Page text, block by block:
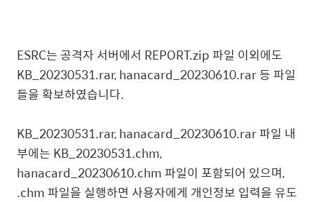
ESRC는 공격자 서버에서 REPORT.zip 파일 이외에도
KB_20230531.rar, hanacard_20230610.rar 등 파일
들을 확보하였습니다.
KB_20230531.rar, hanacard_20230610.rar파일 내
부에는 KB_20230531.chm,
hanacard_20230610.chm 파일이 포함되어 있으며,
.chm 파일을 실행하면 사용자에게 개인정보 입력을 유도